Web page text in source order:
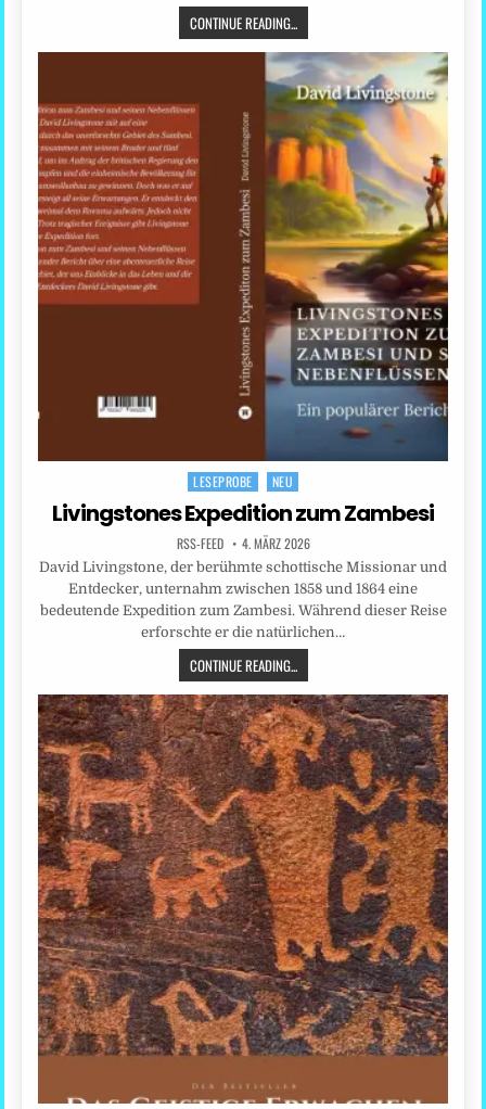
CONTINUE READING...
Posted
in
LESEPROBE NEU
Livingstones Expedition zum Zambesi
RSS-FEED 4. MÄRZ 2026
David Livingstone, der berühmte schottische Missionar und
Entdecker, unternahm zwischen 1858 und 1864 eine
bedeutende Expedition zum Zambesi. Während dieser Reise
erforschte er die natürlichen…
CONTINUE READING...